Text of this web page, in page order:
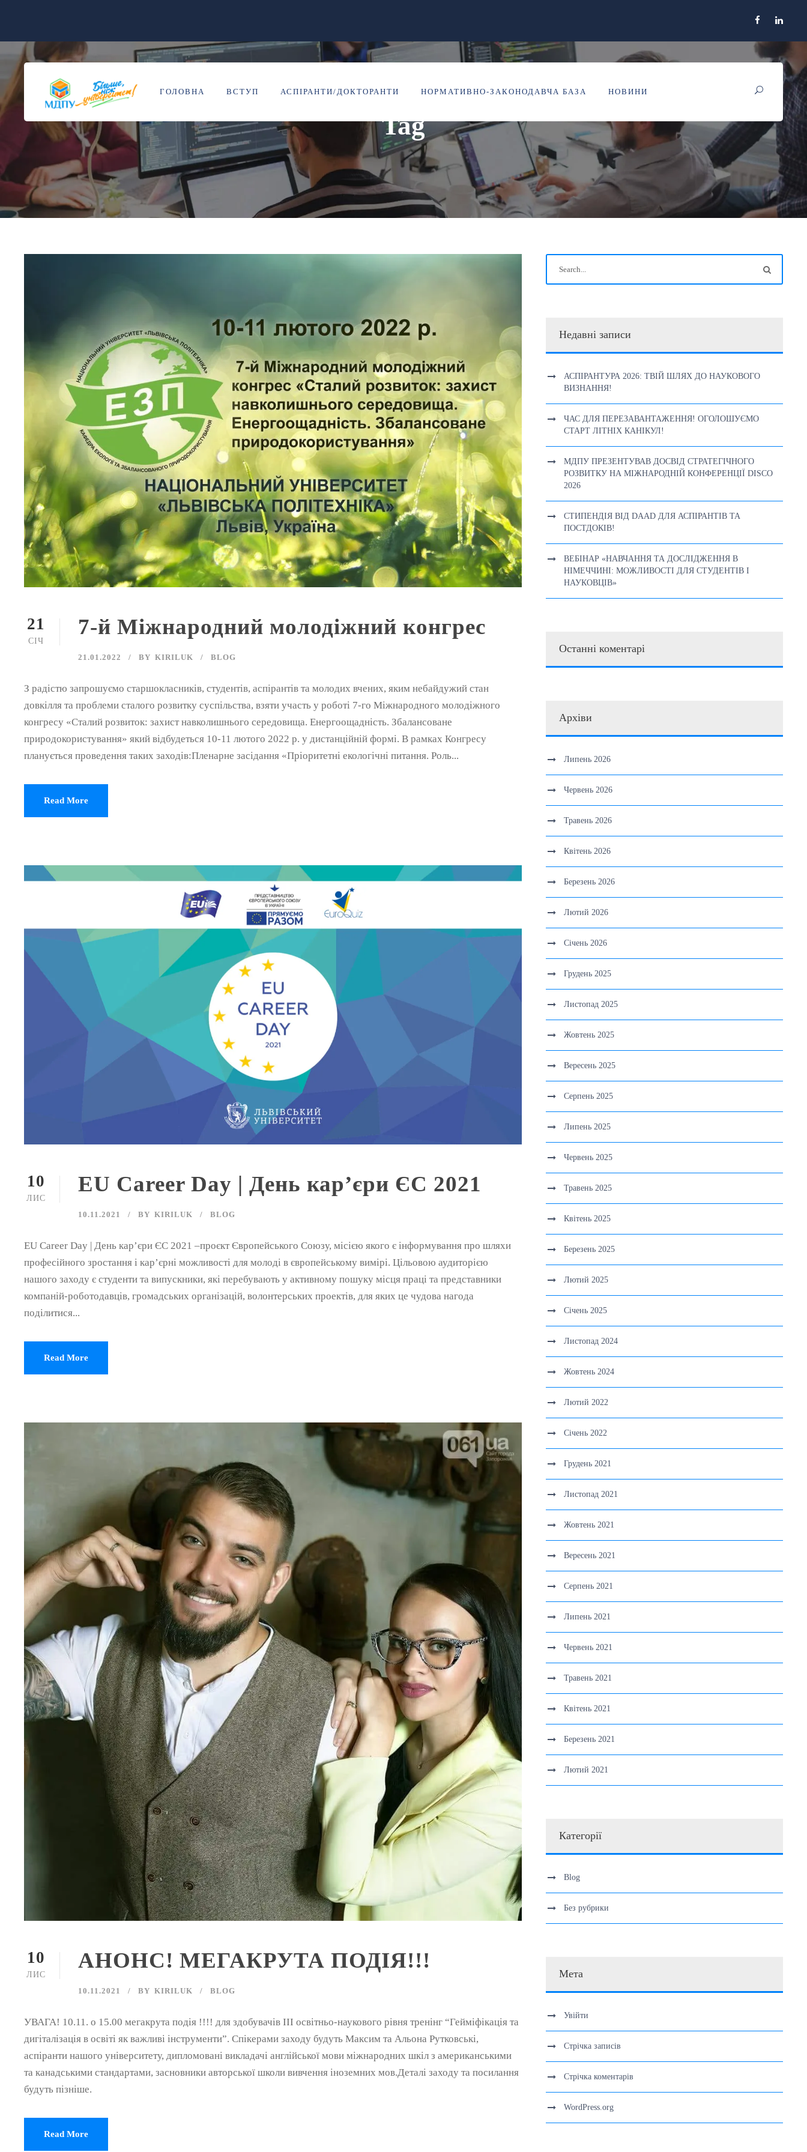
ГОЛОВНА ВСТУП АСПІРАНТИ/ДОКТОРАНТИ НОРМАТИВНО-ЗАКОНОДАВЧА БАЗА НОВИНИ
заходи
Tag
21
СІЧ
7-й Міжнародний молодіжний конгрес
21.01.2022 BY KIRILUK BLOG
З радістю запрошуємо старшокласників, студентів, аспірантів та молодих вчених, яким небайдужий стан
довкілля та проблеми сталого розвитку суспільства, взяти участь у роботі 7-го Міжнародного молодіжного
конгресу «Сталий розвиток: захист навколишнього середовища. Енергоощадність. Збалансоване
природокористування» який відбудеться 10-11 лютого 2022 р. у дистанційній формі. В рамках Конгресу
планується проведення таких заходів:Пленарне засідання «Пріоритетні екологічні питання. Роль...
Read More
10
ЛИС
EU Career Day | День кар’єри ЄС 2021
10.11.2021 BY KIRILUK BLOG
EU Career Day | День кар’єри ЄС 2021 –проєкт Європейського Союзу, місією якого є інформування про шляхи
професійного зростання і кар’єрні можливості для молоді в європейському вимірі. Цільовою аудиторією
нашого заходу є студенти та випускники, які перебувають у активному пошуку місця праці та представники
компаній-роботодавців, громадських організацій, волонтерських проектів, для яких це чудова нагода
поділитися...
Read More
10
ЛИС
АНОНС! МЕГАКРУТА ПОДІЯ!!!
10.11.2021 BY KIRILUK BLOG
УВАГА! 10.11. о 15.00 мегакрута подія !!!! для здобувачів ІІІ освітньо-наукового рівня тренінг “Гейміфікація та
дигіталізація в освіті як важливі інструменти”. Спікерами заходу будуть Максим та Альона Рутковські,
аспіранти нашого університету, дипломовані викладачі англійської мови міжнародних шкіл з американськими
та канадськими стандартами, засновники авторської школи вивчення іноземних мов.Деталі заходу та посилання
будуть пізніше.
Read More
Недавні записи
АСПІРАНТУРА 2026: ТВІЙ ШЛЯХ ДО НАУКОВОГО
ВИЗНАННЯ!
ЧАС ДЛЯ ПЕРЕЗАВАНТАЖЕННЯ! ОГОЛОШУЄМО
СТАРТ ЛІТНІХ КАНІКУЛ!
МДПУ ПРЕЗЕНТУВАВ ДОСВІД СТРАТЕГІЧНОГО
РОЗВИТКУ НА МІЖНАРОДНІЙ КОНФЕРЕНЦІЇ DISCO
2026
СТИПЕНДІЯ ВІД DAAD ДЛЯ АСПІРАНТІВ ТА
ПОСТДОКІВ!
ВЕБІНАР «НАВЧАННЯ ТА ДОСЛІДЖЕННЯ В
НІМЕЧЧИНІ: МОЖЛИВОСТІ ДЛЯ СТУДЕНТІВ І
НАУКОВЦІВ»
Останні коментарі
Архіви
Липень 2026
Червень 2026
Травень 2026
Квітень 2026
Березень 2026
Лютий 2026
Січень 2026
Грудень 2025
Листопад 2025
Жовтень 2025
Вересень 2025
Серпень 2025
Липень 2025
Червень 2025
Травень 2025
Квітень 2025
Березень 2025
Лютий 2025
Січень 2025
Листопад 2024
Жовтень 2024
Лютий 2022
Січень 2022
Грудень 2021
Листопад 2021
Жовтень 2021
Вересень 2021
Серпень 2021
Липень 2021
Червень 2021
Травень 2021
Квітень 2021
Березень 2021
Лютий 2021
Категорії
Blog
Без рубрики
Мета
Увійти
Стрічка записів
Стрічка коментарів
WordPress.org